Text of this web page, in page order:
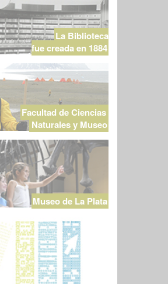
La Biblioteca
fue creada en 1884
Facultad de Ciencias
Naturales y Museo
Museo de La Plata